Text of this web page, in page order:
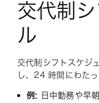
交代制
ル
交代制シフトスケジ
し、24 時間にわた
例: 日中勤務や早